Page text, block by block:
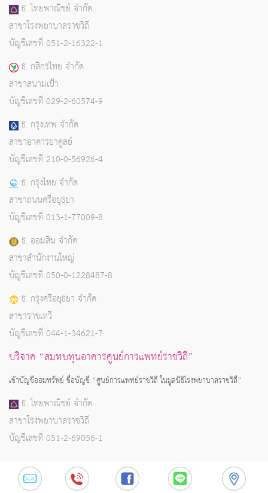
ธ. ไทยพาณิชย์ จำกัด
สาขาโรงพยาบาลราชวิถี
บัญชีเลขที่ 051-2-16322-1
ธ. กสิกรไทย จำกัด
สาขาสนามเป้า
บัญชีเลขที่ 029-2-60574-9
ธ. กรุงเทพ จำกัด
สาขาอาคารยาคูลย์
บัญชีเลขที่ 210-0-56926-4
ธ. กรุงไทย จำกัด
สาขาถนนศรีอยุธยา
บัญชีเลขที่ 013-1-77009-8
ธ. ออมสิน จำกัด
สาขาสำนักงานใหญ่
บัญชีเลขที่ 050-0-1228487-8
ธ. กรุงศรีอยุธยา จำกัด
สาขาราชเทวี
บัญชีเลขที่ 044-1-34621-7
บริจาค “สมทบทุนอาคารศูนย์การแพทย์ราชวิถี”
เข้าบัญชีออมทรัพย์ ชื่อบัญชี “ศูนย์การแพทย์ราชวิถี ในมูลนิธิโรงพยาบาลราชวิถี”
ธ. ไทยพาณิชย์ จำกัด
สาขาโรงพยาบาลราชวิถี
บัญชีเลขที่ 051-2-69056-1